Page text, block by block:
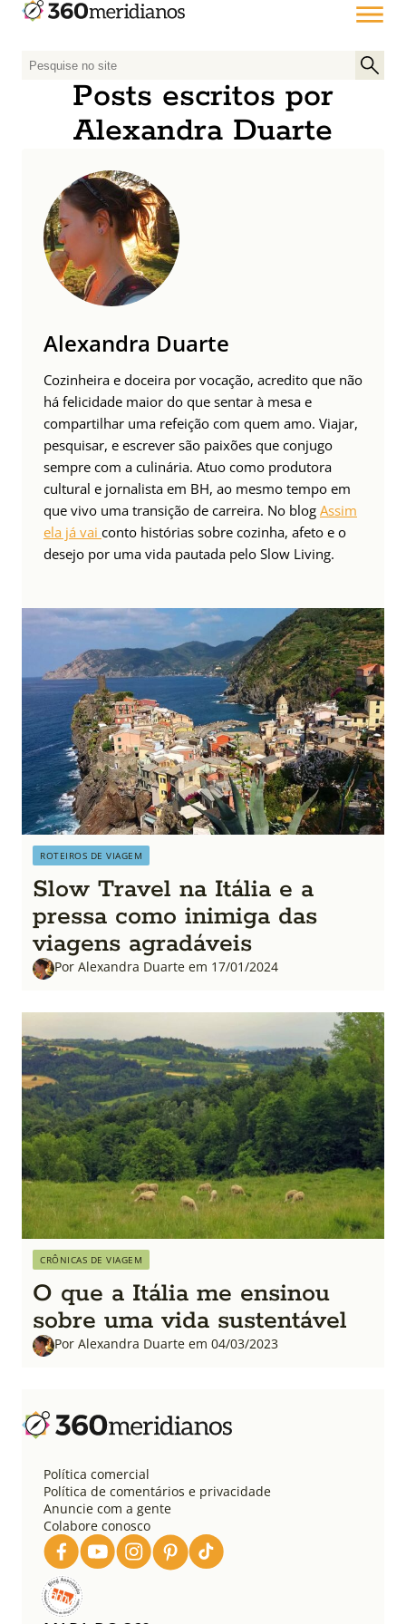
P
Posts escritos por
Alexandra Duarte
Alexandra Duarte
Cozinheira e doceira por vocação, acredito que não
há felicidade maior do que sentar à mesa e
compartilhar uma refeição com quem amo. Viajar,
pesquisar, e escrever são paixões que conjugo
sempre com a culinária. Atuo como produtora
cultural e jornalista em BH, ao mesmo tempo em
que vivo uma transição de carreira. No blog Assim
ela já vai conto histórias sobre cozinha, afeto e o
desejo por uma vida pautada pelo Slow Living.
ROTEIROS DE VIAGEM
Slow Travel na Itália e a
pressa como inimiga das
viagens agradáveis
Por Alexandra Duarte em 17/01/2024
CRÔNICAS DE VIAGEM
O que a Itália me ensinou
sobre uma vida sustentável
Por Alexandra Duarte em 04/03/2023
Política comercial
Política de comentários e privacidade
Anuncie com a gente
Colabore conosco